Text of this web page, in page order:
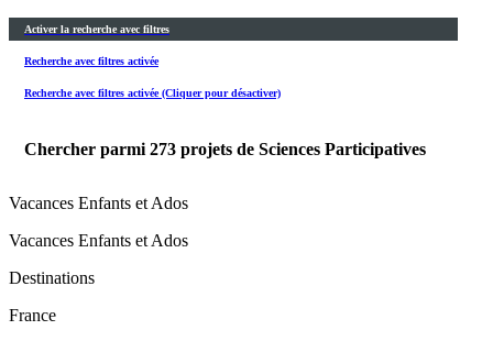
Activer la recherche avec filtres
Recherche avec filtres activée
Recherche avec filtres activée (Cliquer pour désactiver)
Chercher parmi 273 projets de Sciences Participatives
Vacances Enfants et Ados
Vacances Enfants et Ados
Destinations
France